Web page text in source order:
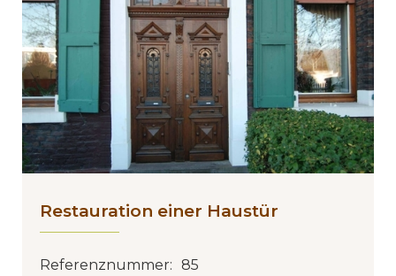
Restauration einer Haustür
Referenznummer: 85